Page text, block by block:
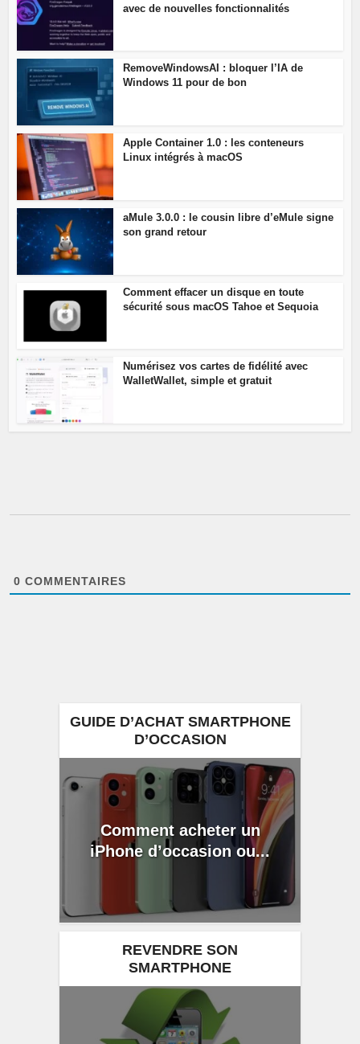
avec de nouvelles fonctionnalités
RemoveWindowsAI : bloquer l’IA de
Windows 11 pour de bon
Apple Container 1.0 : les conteneurs
Linux intégrés à macOS
aMule 3.0.0 : le cousin libre d’eMule signe
son grand retour
Comment effacer un disque en toute
sécurité sous macOS Tahoe et Sequoia
Numérisez vos cartes de fidélité avec
WalletWallet, simple et gratuit
0 COMMENTAIRES
GUIDE D’ACHAT SMARTPHONE
D’OCCASION
Comment acheter un
iPhone d’occasion ou...
REVENDRE SON
SMARTPHONE